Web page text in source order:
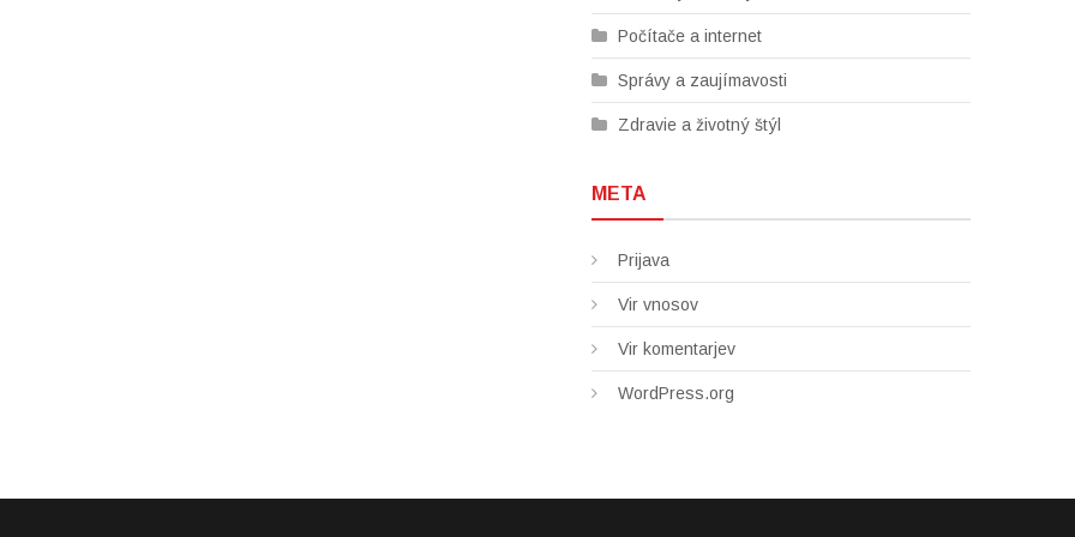
Počítače a internet
Správy a zaujímavosti
Zdravie a životný štýl
META
Prijava
Vir vnosov
Vir komentarjev
WordPress.org